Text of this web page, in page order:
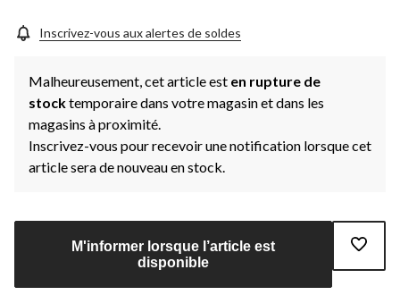
Inscrivez-vous aux alertes de soldes
Malheureusement, cet article est en rupture de
stocktemporaire dans votre magasin et dans les
magasins à proximité.
Inscrivez-vous pour recevoir une notification lorsque cet
article sera de nouveau en stock.
M'informer lorsque l’article est
disponible